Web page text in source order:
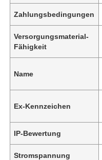
Zahlungsbedingungen
Versorgungsmaterial-
Fähigkeit
Name
Ex-Kennzeichen
IP-Bewertung
Stromspannung